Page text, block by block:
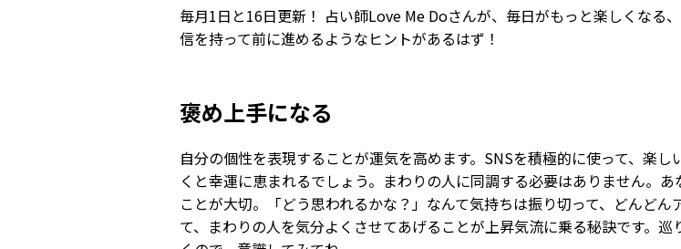
毎月1日と16日更新！ 占い師Love Me Doさんが、毎日がもっと楽しくなる
信を持って前に進めるようなヒントがあるはず！
褒め上手になる
自分の個性を表現することが運気を高めます。SNSを積極的に使って、楽
くと幸運に恵まれるでしょう。まわりの人に同調する必要はありません。
ことが大切。「どう思われるかな？」なんて気持ちは振り切って、どんど
て、まわりの人を気分よくさせてあげることが上昇気流に乗る秘訣です。巡